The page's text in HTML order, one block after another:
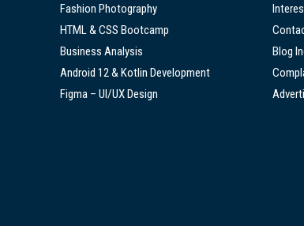
Fashion Photography
HTML & CSS Bootcamp
Business Analysis
Android 12 & Kotlin Development
Figma – UI/UX Design
Blog